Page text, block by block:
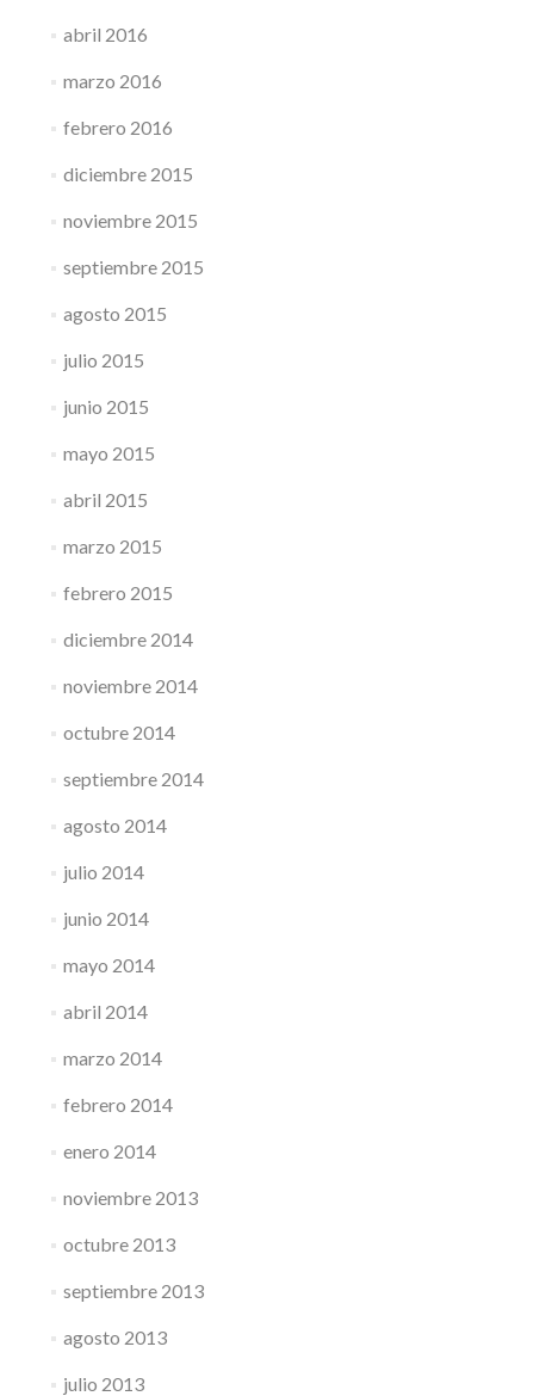
abril 2016
marzo 2016
febrero 2016
diciembre 2015
noviembre 2015
septiembre 2015
agosto 2015
julio 2015
junio 2015
mayo 2015
abril 2015
marzo 2015
febrero 2015
diciembre 2014
noviembre 2014
octubre 2014
septiembre 2014
agosto 2014
julio 2014
junio 2014
mayo 2014
abril 2014
marzo 2014
febrero 2014
enero 2014
noviembre 2013
octubre 2013
septiembre 2013
agosto 2013
julio 2013